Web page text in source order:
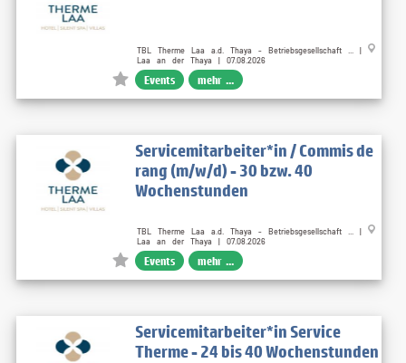
TBL Therme Laa a.d. Thaya - Betriebsgesellschaft ... |
Laa an der Thaya | 07.08.2026
Events mehr ...
Servicemitarbeiter*in / Commis de
rang (m/w/d) - 30 bzw. 40
Wochenstunden
TBL Therme Laa a.d. Thaya - Betriebsgesellschaft ... |
Laa an der Thaya | 07.08.2026
Events mehr ...
Servicemitarbeiter*in Service
Therme - 24 bis 40 Wochenstunden